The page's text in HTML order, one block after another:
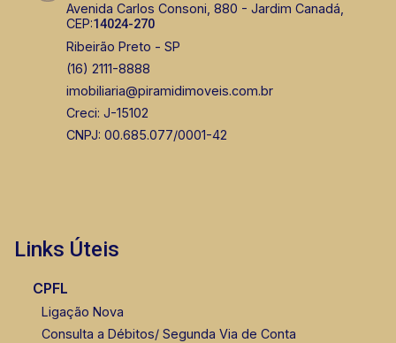
Avenida Carlos Consoni, 880 - Jardim Canadá,
CEP:14024-270
Ribeirão Preto - SP
(16) 2111-8888
imobiliaria@piramidimoveis.com.br
Creci: J-15102
CNPJ: 00.685.077/0001-42
Links Úteis
CPFL
Ligação Nova
Consulta a Débitos/ Segunda Via de Conta